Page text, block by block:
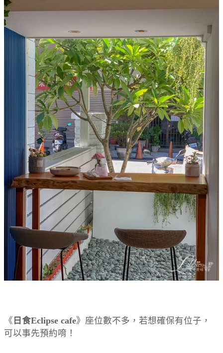
《 日食Eclipse cafe》座位數不多，若想確保有位子，
可以事先預約唷！